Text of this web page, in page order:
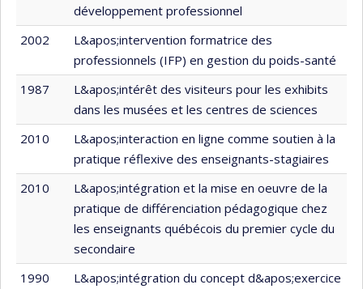
développement professionnel
2002
L&apos;intervention formatrice des
professionnels (IFP) en gestion du poids-santé
1987
L&apos;intérêt des visiteurs pour les exhibits
dans les musées et les centres de sciences
2010
L&apos;interaction en ligne comme soutien à la
pratique réflexive des enseignants-stagiaires
2010
L&apos;intégration et la mise en oeuvre de la
pratique de différenciation pédagogique chez
les enseignants québécois du premier cycle du
secondaire
1990
L&apos;intégration du concept d&apos;exercice